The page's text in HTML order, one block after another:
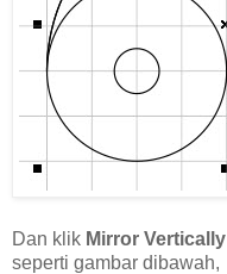
Dan klik Mirror Vertically
seperti gambar dibawah,